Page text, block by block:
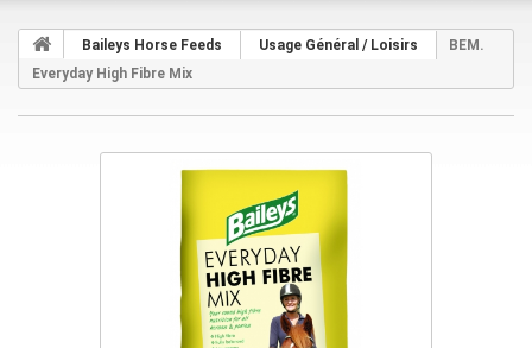
Baileys Horse Feeds Usage Général / Loisirs
BEM.
Everyday High Fibre Mix